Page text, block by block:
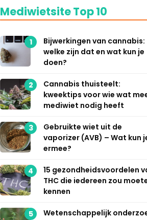
Mediwietsite Top 10
1
Bijwerkingen van cannabis:
welke zijn dat en wat kun je
doen?
2
Cannabis thuisteelt:
kweektips voor wie wat
mediwiet nodig heeft
3
Gebruikte wiet uit de
vaporizer (AVB) – Wat kun
ermee?
4
15 gezondheidsvoordelen
THC die iedereen zou
kennen
5
Wetenschappelijk